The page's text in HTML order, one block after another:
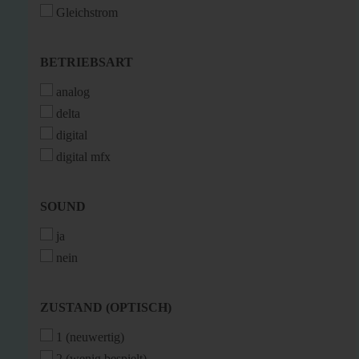
Gleichstrom
BETRIEBSART
BETRIEBSART
analog
delta
digital
digital mfx
SOUND
SOUND
ja
nein
ZUSTAND
ZUSTAND (OPTISCH)
1 (neuwertig)